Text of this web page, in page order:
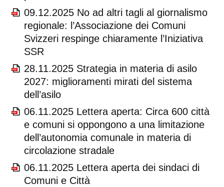
09.12.2025 No ad altri tagli al giornalismo
regionale: l’Associazione dei Comuni
Svizzeri respinge chiaramente l’Iniziativa
SSR
28.11.2025 Strategia in materia di asilo
2027: miglioramenti mirati del sistema
dell’asilo
06.11.2025 Lettera aperta: Circa 600 città
e comuni si oppongono a una limitazione
dell’autonomia comunale in materia di
circolazione stradale
06.11.2025 Lettera aperta dei sindaci di
Comuni e Città